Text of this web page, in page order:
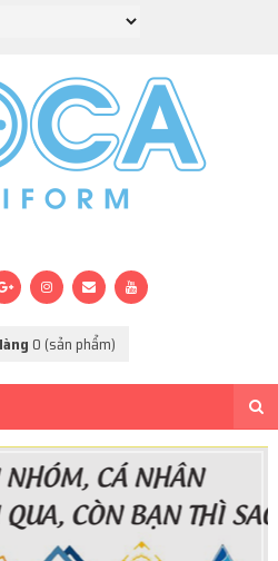
0 (sản phẩm)